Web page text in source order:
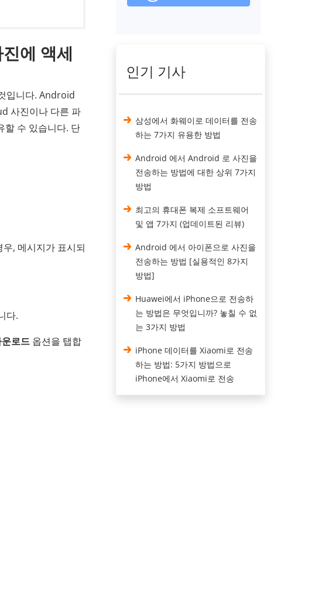
에 액세
입니다. Android
사진이나 다른 파
할 수 있습니다. 단
, 메시지가 표시되
다.
로드 옵션을 탭합
인기 기사
삼성에서 화웨이로 데이터를 전송
하는 7가지 유용한 방법
Android 에서 Android 로 사진을
전송하는 방법에 대한 상위 7가지
방법
최고의 휴대폰 복제 소프트웨어
및 앱 7가지 (업데이트된 리뷰)
Android 에서 아이폰으로 사진을
전송하는 방법 [실용적인 8가지
방법]
Huawei에서 iPhone으로 전송하
는 방법은 무엇입니까? 놓칠 수 없
는 3가지 방법
iPhone 데이터를 Xiaomi로 전송
하는 방법: 5가지 방법으로
iPhone에서 Xiaomi로 전송